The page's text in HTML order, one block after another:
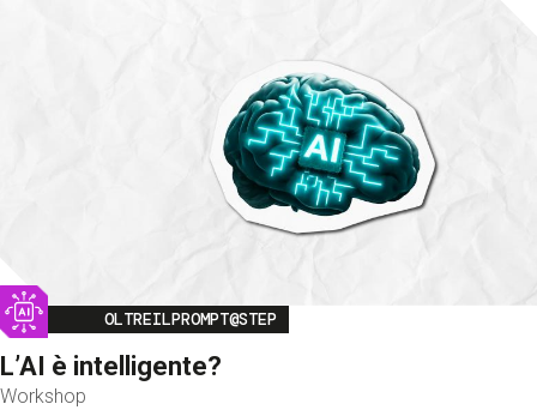
Image
OLTREILPROMPT@STEP
L’AI è intelligente?
Workshop